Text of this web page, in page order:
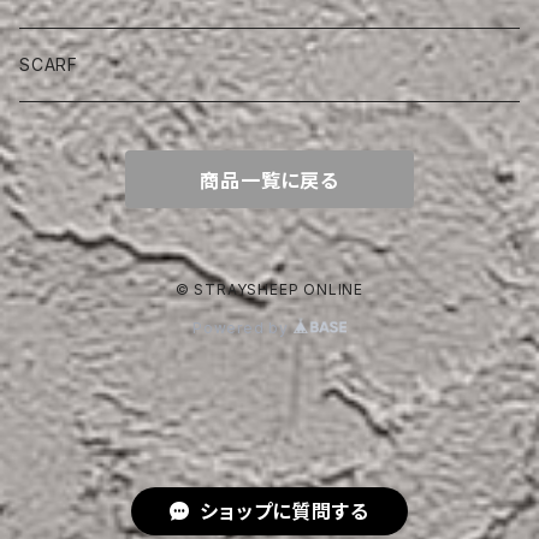
ショップに質問する
SCARF
商品一覧に戻る
© STRAYSHEEP ONLINE
Powered by